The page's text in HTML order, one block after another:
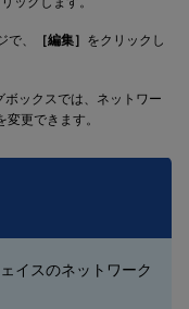
で、 ［編集］ をクリックし
ボックスでは、ネットワー
更できます。
イスのネットワーク